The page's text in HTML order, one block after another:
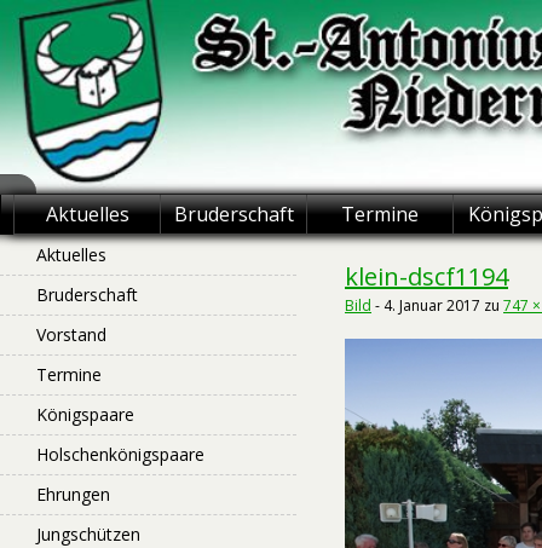
Skip
content
St.-Antonius
Schützenbruderschaft
Niederntudorf
Aktuelles Bruderschaft Termine
klein-dscf1194
Bild - 4. Januar 2017 zu 747
Aktuelles
Bruderschaft
Vorstand
Termine
Königspaare
Holschenkönigspaare
Ehrungen
Jungschützen